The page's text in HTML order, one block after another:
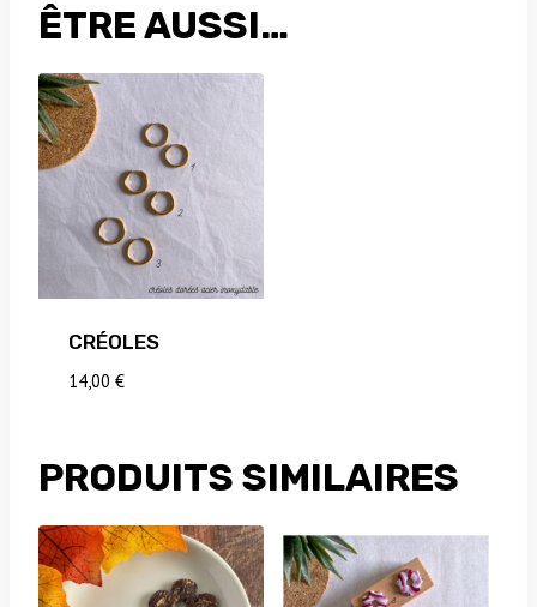
ÊTRE AUSSI…
CRÉOLES
14,00 €
PRODUITS SIMILAIRES